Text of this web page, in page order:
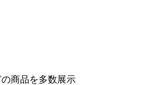
商品を多数展示